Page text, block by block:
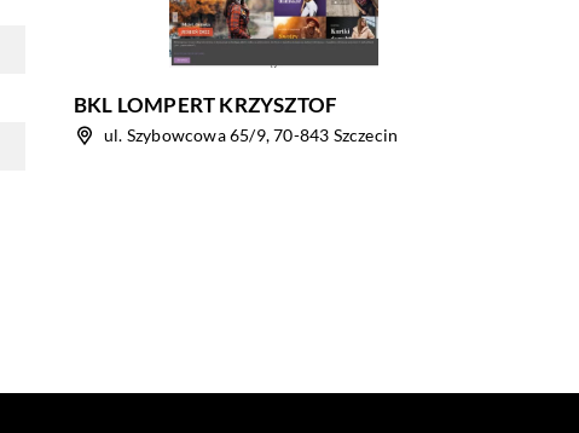
BKL LOMPERT KRZYSZTOF
ul. Szybowcowa 65/9, 70-843 Szczecin